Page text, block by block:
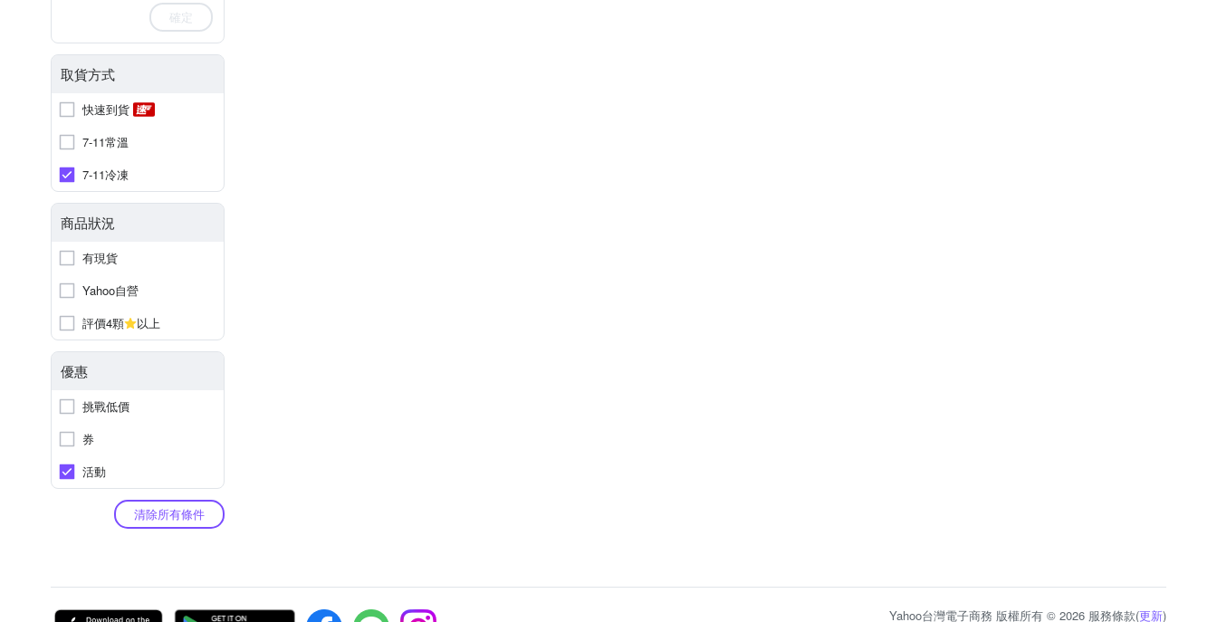
確定
取貨方式
快速到貨
7-11常溫
7-11冷凍
商品狀況
有現貨
Yahoo自營
評價4顆
以上
優惠
挑戰低價
券
活動
清除所有條件
Yahoo台灣電子商務 版權所有 © 2026 服務條款(更新)